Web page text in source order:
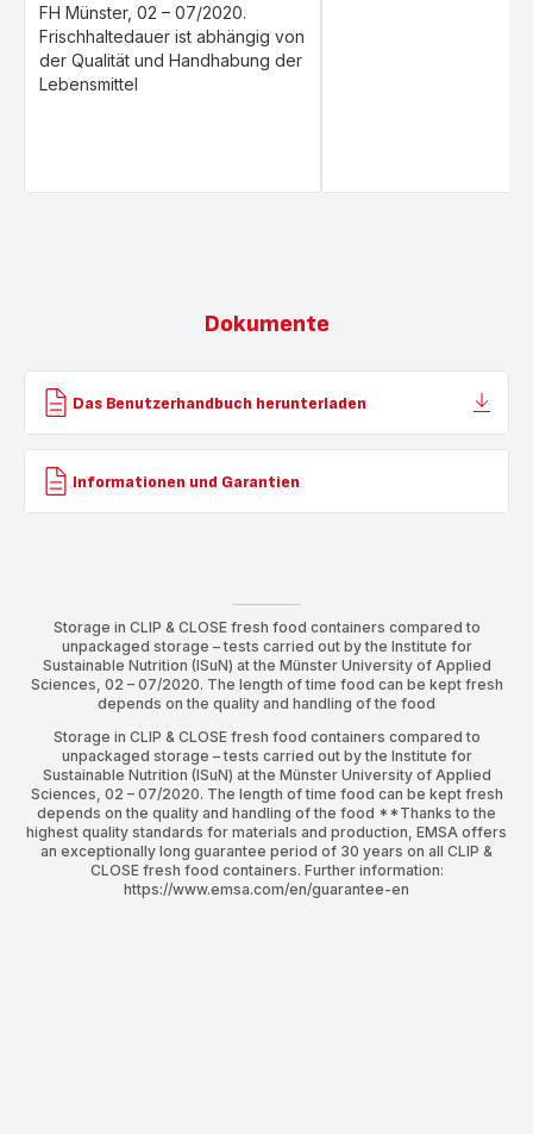
FH Münster, 02 – 07/2020.
Frischhaltedauer ist abhängig von
der Qualität und Handhabung der
Lebensmittel
Dokumente
Das Benutzerhandbuch herunterladen
Informationen und Garantien
Storage in CLIP & CLOSE fresh food containers compared to
unpackaged storage – tests carried out by the Institute for
Sustainable Nutrition (ISuN) at the Münster University of Applied
Sciences, 02 – 07/2020. The length of time food can be kept fresh
depends on the quality and handling of the food
Storage in CLIP & CLOSE fresh food containers compared to
unpackaged storage – tests carried out by the Institute for
Sustainable Nutrition (ISuN) at the Münster University of Applied
Sciences, 02 – 07/2020. The length of time food can be kept fresh
depends on the quality and handling of the food **Thanks to the
highest quality standards for materials and production, EMSA offers
an exceptionally long guarantee period of 30 years on all CLIP &
CLOSE fresh food containers. Further information:
https://www.emsa.com/en/guarantee-en